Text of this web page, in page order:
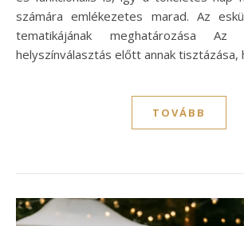
számára emlékezetes marad. Az
tematikájának meghatározása
helyszínválasztás előtt annak tisztázása,
TOVÁBB